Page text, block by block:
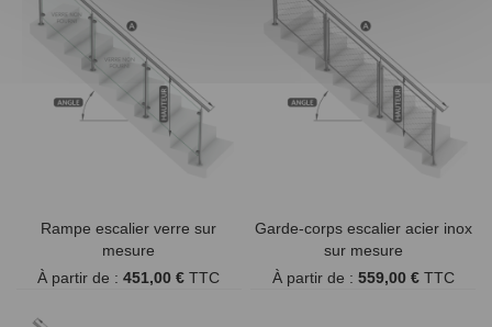
Rampe escalier verre sur
mesure
À partir de :451,00 € TTC
Garde-corps escalier acier inox
sur mesure
À partir de : 559,00 € TTC